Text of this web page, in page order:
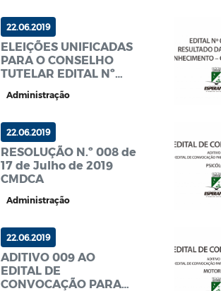
22.06.2019
ELEIÇÕES UNIFICADAS
PARA O CONSELHO
TUTELAR EDITAL Nº
Administração
22.06.2019
RESOLUÇÃO N.º 008 de
17 de Julho de 2019
CMDCA
Administração
22.06.2019
ADITIVO 009 AO
EDITAL DE
CONVOCAÇÃO PARA